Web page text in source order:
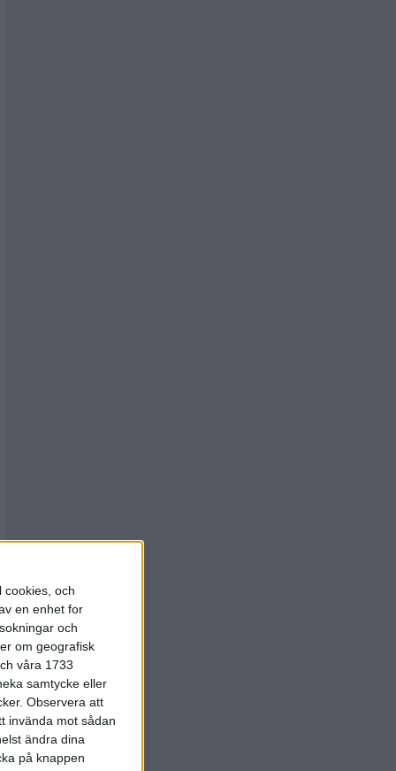
cookies, och
en enhet for
och
om geografisk
våra 1733
samtycke eller
Observera att
invända mot sådan
ändra dina
på knappen